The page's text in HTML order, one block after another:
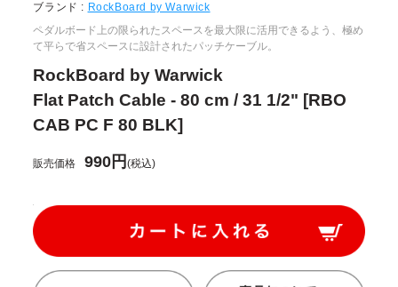
ブランド : RockBoard by Warwick
ペダルボード上の限られたスペースを最大限に活用できるよう、極め
て平らで省スペースに設計されたパッチケーブル。
RockBoard by Warwick
Flat Patch Cable - 80 cm / 31 1/2" [RBO
CAB PC F 80 BLK]
販売価格 990円(税込)